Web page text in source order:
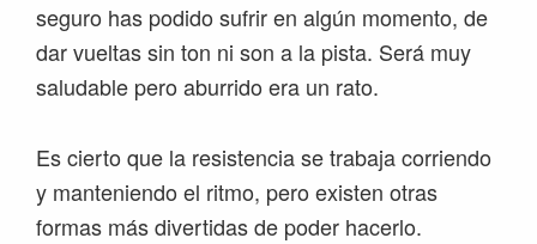
seguro has podido sufrir en algún momento, de
dar vueltas sin ton ni son a la pista. Será muy
saludable pero aburrido era un rato.
Es cierto que la resistencia se trabaja corriendo
y manteniendo el ritmo, pero existen otras
formas más divertidas de poder hacerlo.